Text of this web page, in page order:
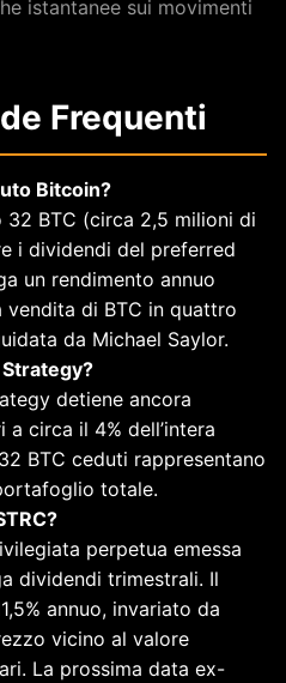
istantanee sui movimenti
Frequenti
Bitcoin?
32 BTC (circa 2,5 milioni di
i dividendi del preferred
un rendimento annuo
vendita di BTC in quattro
da Michael Saylor.
detiene ancora
circa il 4% dell’intera
BTC ceduti rappresentano
totale.
perpetua emessa
dividendi trimestrali. Il
annuo, invariato da
vicino al valore
La prossima data ex-